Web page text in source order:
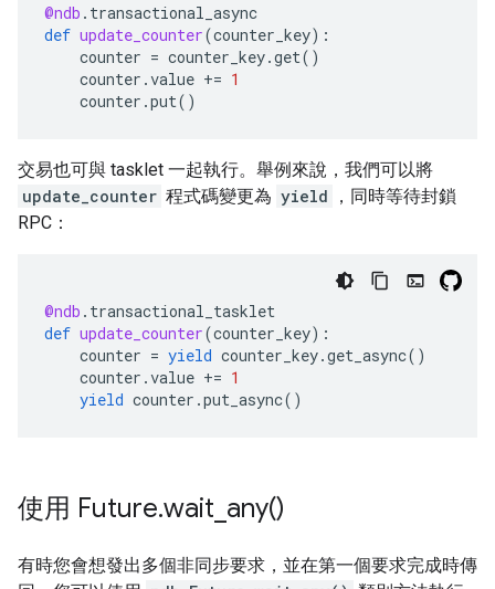
@ndb . transactional_async
def update_counter(counter_key):
counter = counter_key.get()
counter .value += 1
counter .put()
交易也可與 tasklet 一起執行。舉例來說，我們可以將
update_counter 程式碼變更為 yield
，同時等待封鎖
RPC：
@ndb . transactional_tasklet
def update_counter(counter_key):
counter = yield counter_key.get_async()
counter .value += 1
yield counter .put_async()
使用 Future.wait_any()
有時您會想發出多個非同步要求，並在第一個要求完成時傳